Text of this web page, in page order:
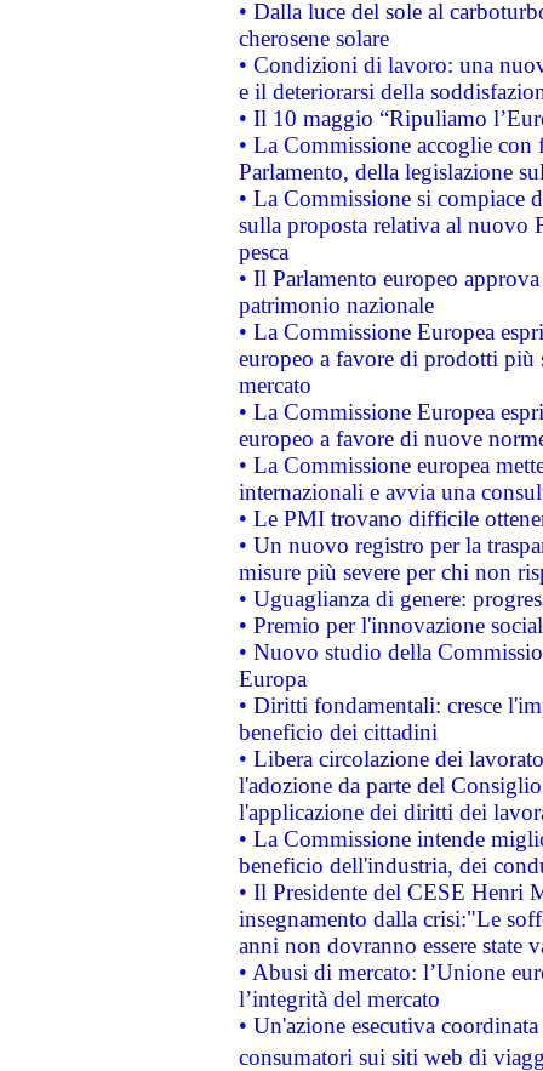
• Dalla luce del sole al
cherosene solare
• Condizioni di lavoro: una
e il deteriorarsi della
• Il 10 maggio “Ripuliamo
• La Commissione accoglie
Parlamento, della legislazione
• La Commissione si compiace
sulla proposta relativa al nuovo
pesca
• Il Parlamento europeo
patrimonio nazionale
• La Commissione Europea
europeo a favore di prodotti
mercato
• La Commissione Europea
europeo a favore di nuove
• La Commissione europea
internazionali e avvia una
• Le PMI trovano difficile
• Un nuovo registro per la
misure più severe per chi non
• Uguaglianza di genere:
• Premio per l'innovazione
• Nuovo studio della
Europa
• Diritti fondamentali: cresce
beneficio dei cittadini
• Libera circolazione dei
l'adozione da parte del
l'applicazione dei diritti dei
• La Commissione intende
beneficio dell'industria, dei
• Il Presidente del CESE Henri
insegnamento dalla crisi:"Le
anni non dovranno essere state
• Abusi di mercato: l’Unione
l’integrità del mercato
• Un'azione esecutiva
consumatori sui siti web di